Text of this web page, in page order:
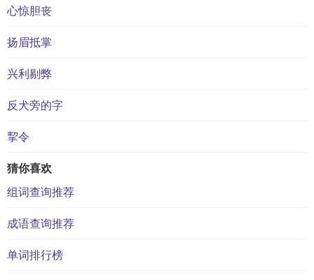
心惊胆丧
扬眉抵掌
兴利剔弊
反犬旁的字
挈令
猜你喜欢
组词查询推荐
成语查询推荐
单词排行榜